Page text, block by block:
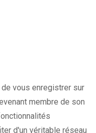
vous enregistrer sur
membre de son
d'un véritable réseau